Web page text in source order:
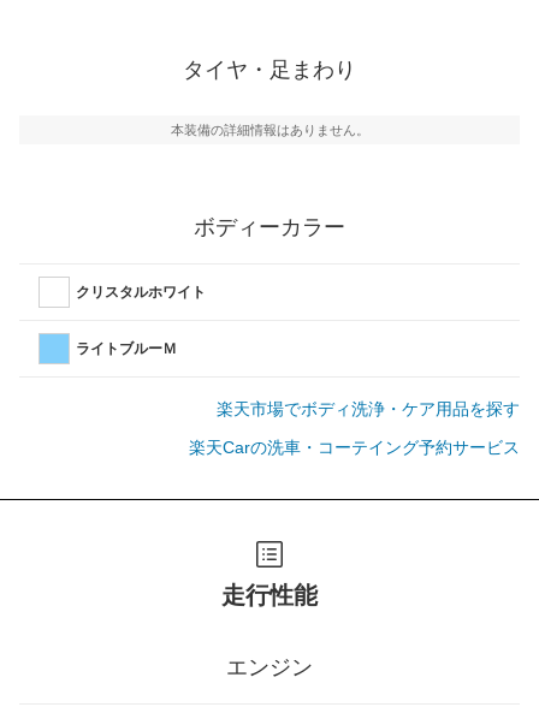
タイヤ・足まわり
本装備の詳細情報はありません。
ボディーカラー
クリスタルホワイト
ライトブルーＭ
楽天市場でボディ洗浄・ケア用品を探す
楽天Carの洗車・コーテイング予約サービス
走行性能
エンジン